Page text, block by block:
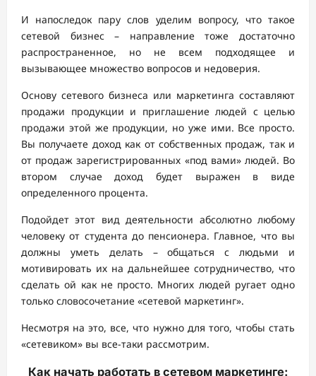
И напоследок пару слов уделим вопросу, что такое
сетевой бизнес – направление тоже достаточно
распространенное, но не всем подходящее и
вызывающее множество вопросов и недоверия.
Основу сетевого бизнеса или маркетинга составляют
продажи продукции и приглашение людей с целью
продажи этой же продукции, но уже ими. Все просто.
Вы получаете доход как от собственных продаж, так и
от продаж зарегистрированных «под вами» людей. Во
втором случае доход будет выражен в виде
определенного процента.
Подойдет этот вид деятельности абсолютно любому
человеку от студента до пенсионера. Главное, что вы
должны уметь делать – общаться с людьми и
мотивировать их на дальнейшее сотрудничество, что
сделать ой как не просто. Многих людей ругает одно
только словосочетание «сетевой маркетинг».
Несмотря на это, все, что нужно для того, чтобы стать
«сетевиком» вы все-таки рассмотрим.
Как начать работать в сетевом маркетинге: